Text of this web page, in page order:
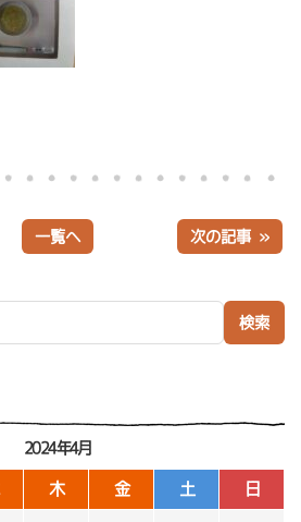
2024年4月
木 金 土 日
一覧へ 次の記事 »